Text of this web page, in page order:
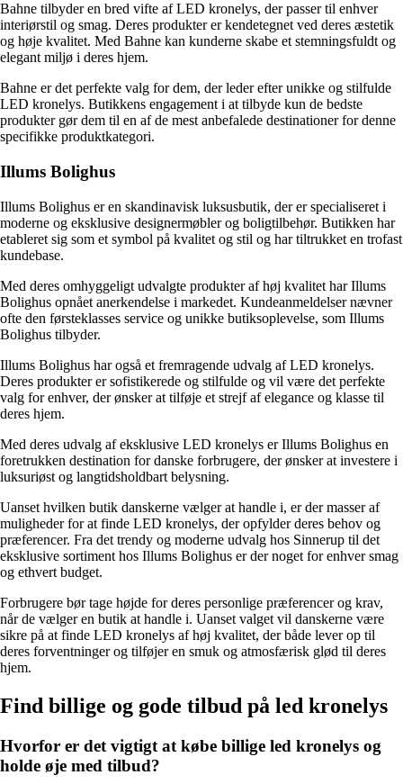
Bahne tilbyder en bred vifte af LED kronelys, der passer til enhver
interiørstil og smag. Deres produkter er kendetegnet ved deres æstetik
og høje kvalitet. Med Bahne kan kunderne skabe et stemningsfuldt og
elegant miljø i deres hjem.
Bahne er det perfekte valg for dem, der leder efter unikke og stilfulde
LED kronelys. Butikkens engagement i at tilbyde kun de bedste
produkter gør dem til en af ​​de mest anbefalede destinationer for denne
specifikke produktkategori.
Illums Bolighus
Illums Bolighus er en skandinavisk luksusbutik, der er specialiseret i
moderne og eksklusive designermøbler og boligtilbehør. Butikken har
etableret sig som et symbol på kvalitet og stil og har tiltrukket en trofast
kundebase.
Med deres omhyggeligt udvalgte produkter af høj kvalitet har Illums
Bolighus opnået anerkendelse i markedet. Kundeanmeldelser nævner
ofte den førsteklasses service og unikke butiksoplevelse, som Illums
Bolighus tilbyder.
Illums Bolighus har også et fremragende udvalg af LED kronelys.
Deres produkter er sofistikerede og stilfulde og vil være det perfekte
valg for enhver, der ønsker at tilføje et strejf af elegance og klasse til
deres hjem.
Med deres udvalg af eksklusive LED kronelys er Illums Bolighus en
foretrukken destination for danske forbrugere, der ønsker at investere i
luksuriøst og langtidsholdbart belysning.
Uanset hvilken butik danskerne vælger at handle i, er der masser af
muligheder for at finde LED kronelys, der opfylder deres behov og
præferencer. Fra det trendy og moderne udvalg hos Sinnerup til det
eksklusive sortiment hos Illums Bolighus er der noget for enhver smag
og ethvert budget.
Forbrugere bør tage højde for deres personlige præferencer og krav,
når de vælger en butik at handle i. Uanset valget vil danskerne være
sikre på at finde LED kronelys af høj kvalitet, der både lever op til
deres forventninger og tilføjer en smuk og atmosfærisk glød til deres
hjem.
Find billige og gode tilbud på led kronelys
Hvorfor er det vigtigt at købe billige led kronelys og
holde øje med tilbud?